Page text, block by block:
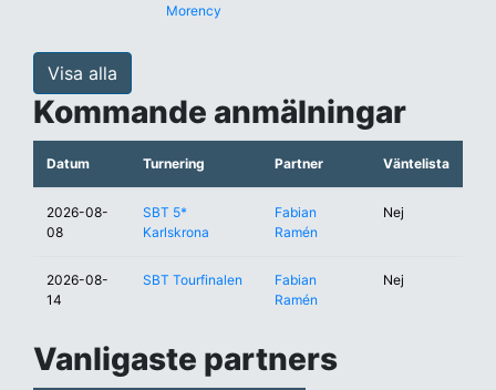
Morency
Visa alla
Kommande anmälningar
Datum Turnering Partner Väntelista
2026-08-
08
SBT 5*
Karlskrona
Fabian
Ramén
Nej
2026-08-
14
SBT Tourfinalen
Fabian
Ramén
Nej
Vanligaste partners